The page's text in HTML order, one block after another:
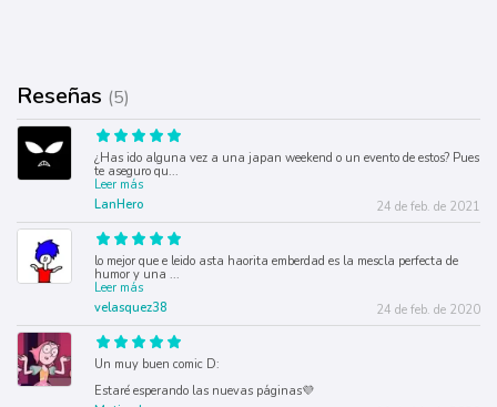
Reseñas (5)
¿Has ido alguna vez a una japan weekend o un evento de estos? Pues
te aseguro qu...
Leer más
LanHero
24 de feb. de 2021
lo mejor que e leido asta haorita emberdad es la mescla perfecta de
humor y una ...
Leer más
velasquez38
24 de feb. de 2020
Un muy buen comic D:
Estaré esperando las nuevas páginas💜